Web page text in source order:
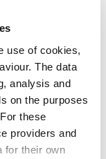
use of cookies,
The data
analysis and
on the purposes
these
providers and
for their own